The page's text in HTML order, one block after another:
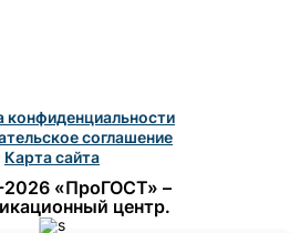
конфиденциальности
соглашение
Карта сайта
«ПроГОСТ» –
центр.